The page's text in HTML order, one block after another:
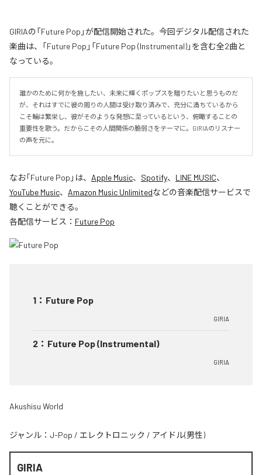
GIRIAの「Future Pop」が配信開始された。今回デジタル配信された
楽曲は、「Future Pop」「Future Pop (Instrumental)」を含む全2曲と
なっている。
誰かのために何かを施したい、未来に輝くポップスを贈りたいと思うものだ
が、それはすでに彼の周りの人間は受け取り済みで、充分に満ちているから
こそ輪は繁栄し、彼がそのような発想に至っているという、俯瞰することの
重要性を歌う。だからこその人間関係の脆弱さをテーマに。GIRIAのリスナー
の声を元に。
なお「Future Pop 」は、 Apple Music、 Spotify、 LINE MUSIC、
YouTube Music、 Amazon Music Unlimitedなどの音楽配信サービスで
聴くことができる。
各配信サービス： Future Pop
1 ： Future Pop
GIRIA
2 ： Future Pop (Instrumental)
GIRIA
Akushisu World
ジャンル： J-Pop / エレクトロニック / アイドル(男性)
GIRIA